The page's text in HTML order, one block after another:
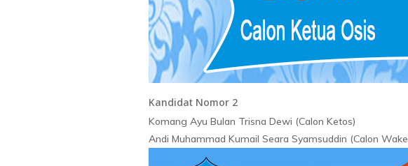
Kandidat Nomor 2
Komang Ayu Bulan Trisna Dewi (Calon Ketos)
Andi Muhammad Kumail Seara Syamsuddin (Calon